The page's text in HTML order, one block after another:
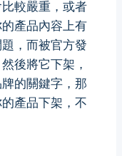
較嚴重，或者
產品內容上有
，而被官方發
後將它下架，
的關鍵字，那
產品下架，不